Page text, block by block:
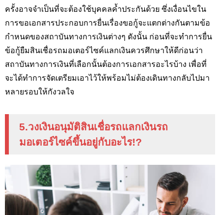
ครั้งอาจจำเป็นที่จะต้องใช้บุคคลค้ำประกันด้วย ซึ่งเงื่อนไขใน
การขอเอกสารประกอบการยื่นเรื่องขอกู้จะแตกต่างกันตามข้อ
กำหนดของสถาบันทางการเงินต่างๆ ดังนั้น ก่อนที่จะทำการยื่น
ข้อกู้ยืมสินเชื่อรถมอเตอร์ไซค์แลกเงินควรศึกษาให้ดีก่อนว่า
สถาบันทางการเงินที่เลือกนั้นต้องการเอกสารอะไรบ้าง เพื่อที่
จะได้ทำการจัดเตรียมเอาไว้ให้พร้อมไม่ต้องเดินทางกลับไปมา
หลายรอบให้กังวลใจ
5.วงเงินอนุมัติสินเชื่อรถแลกเงินรถ
มอเตอร์ไซค์ขึ้นอยู่กับอะไร!?